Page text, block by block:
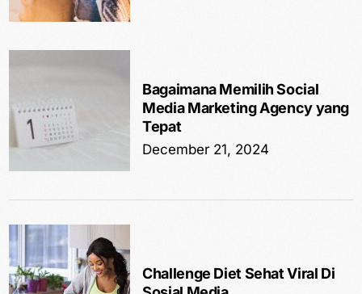
Bagaimana Memilih Social
Media Marketing Agency yang
Tepat
December 21, 2024
Challenge Diet Sehat Viral Di